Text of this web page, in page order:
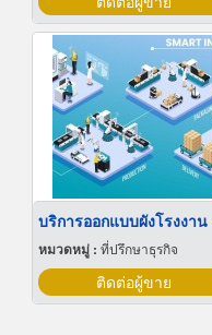
หมวดหมู่ : ที่ปรึกษาธุรกิจ
ติดต่อผู้ขาย